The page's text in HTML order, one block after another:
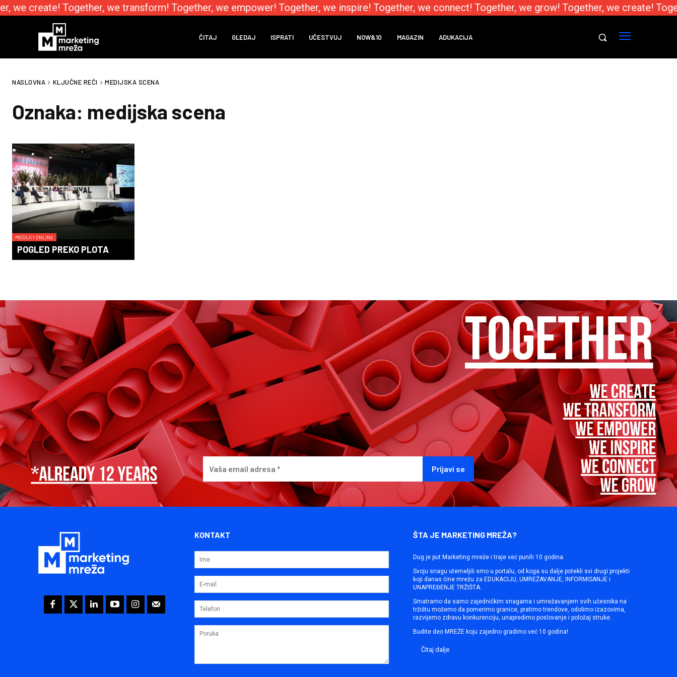
we create! Together, we transform! Together, we empower! Together, we inspire! Together, we connect! Together, we grow! Together, we create!
ČITAJ GLEDAJ ISPRATI UČESTVUJ NOW&10 MAGAZIN ADUKACIJA
NASLOVNA KLJUČNE REČI MEDIJSKA SCENA
Oznaka: medijska scena
MEDIJI I ONLINE
POGLED PREKO PLOTA
KONTAKT ŠTA JE MARKETING MREŽA?
Dug je put Marketing mreže i traje već punih 10 godina.
Svoju snagu utemeljili smo u portalu, od koga su dalje potekli svi drugi projekti
koji danas čine mrežu za EDUKACIJU, UMREŽAVANJE, INFORMISANJE i
UNAPREĐENJE TRŽIŠTA.
Smatramo da samo zajedničkim snagama i umrežavanjem svih učesnika na
tržištu možemo da pomerimo granice, pratimo trendove, odolimo izazovima,
razvijemo zdravu konkurenciju, unapredimo poslovanje i položaj struke.
Budite deo MREŽE koju zajedno gradimo već 10 godina!
Čitaj dalje